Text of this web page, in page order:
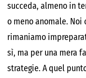
succeda, almeno in
o meno anomale.
rimaniamo
sì, ma per una mera
strategie. A quel